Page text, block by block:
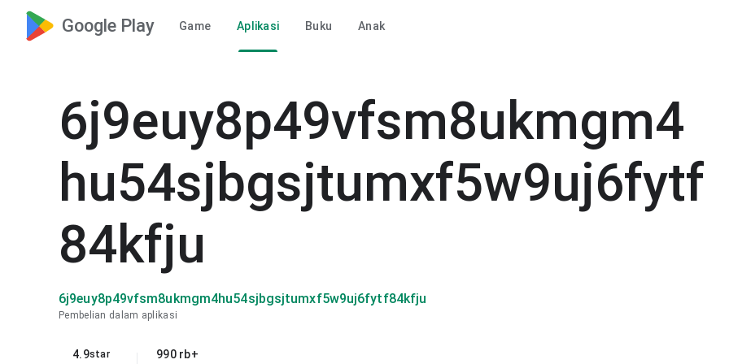
Google Play Game Aplikasi Buku Anak
6j9euy8p49vfsm8ukmgm4
hu54sjbgsjtumxf5w9uj6fytf
84kfju
6j9euy8p49vfsm8ukmgm4hu54sjbgsjtumxf5w9uj6fytf84kfju
Pembelian dalam aplikasi
4.9star
990 rb+